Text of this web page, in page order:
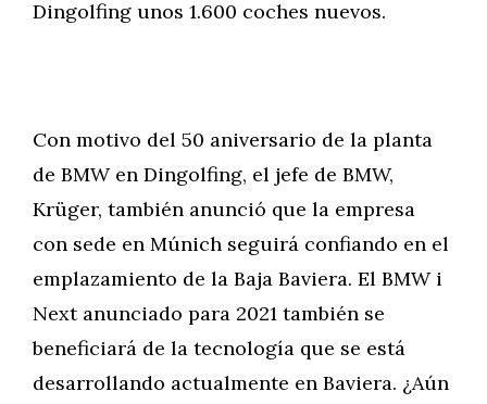
Dingolfing unos 1.600 coches nuevos.
Con motivo del 50 aniversario de la planta
de BMW en Dingolfing, el jefe de BMW,
Krüger, también anunció que la empresa
con sede en Múnich seguirá confiando en el
emplazamiento de la Baja Baviera. El BMW i
Next anunciado para 2021 también se
beneficiará de la tecnología que se está
desarrollando actualmente en Baviera. ¿Aún